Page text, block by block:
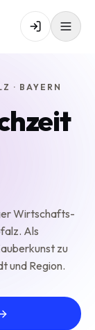
· BAYERN
Wirtschafts-
Als
zu
und Region.